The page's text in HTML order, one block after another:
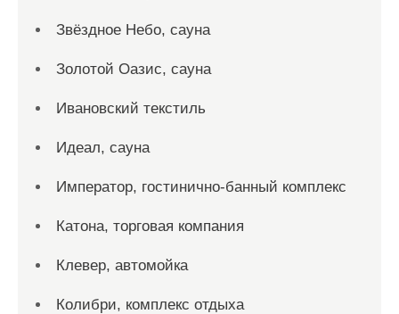
Звёздное Небо, сауна
Золотой Оазис, сауна
Ивановский текстиль
Идеал, сауна
Император, гостинично-банный комплекс
Катона, торговая компания
Клевер, автомойка
Колибри, комплекс отдыха